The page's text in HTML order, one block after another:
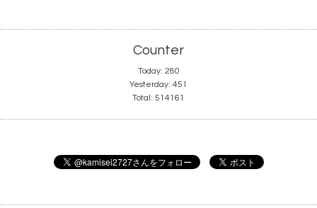
Counter
Today: 280
Yesterday: 451
Total: 514161